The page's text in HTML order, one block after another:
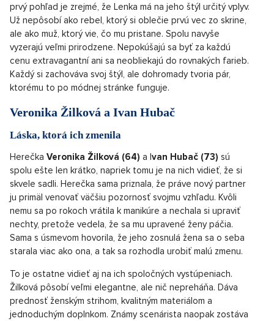
prvý pohľad je zrejmé, že Lenka má na jeho štýl určitý vplyv.
Už nepôsobí ako rebel, ktorý si oblečie prvú vec zo skrine,
ale ako muž, ktorý vie, čo mu pristane. Spolu navyše
vyzerajú veľmi prirodzene. Nepokúšajú sa byť za každú
cenu extravagantní ani sa neobliekajú do rovnakých farieb.
Každý si zachováva svoj štýl, ale dohromady tvoria pár,
ktorému to po módnej stránke funguje.
Veronika Žilková a Ivan Hubač
Láska, ktorá ich zmenila
Herečka Veronika Žilková (64) a Ivan Hubač (73) sú
spolu ešte len krátko, napriek tomu je na nich vidieť, že si
skvele sadli. Herečka sama priznala, že práve nový partner
ju primäl venovať väčšiu pozornosť svojmu vzhľadu. Kvôli
nemu sa po rokoch vrátila k manikúre a nechala si upraviť
nechty, pretože vedela, že sa mu upravené ženy páčia.
Sama s úsmevom hovorila, že jeho zosnulá žena sa o seba
starala viac ako ona, a tak sa rozhodla urobiť malú zmenu.
To je ostatne vidieť aj na ich spoločných vystúpeniach.
Žilková pôsobí veľmi elegantne, ale nič nepreháňa. Dáva
prednosť ženským strihom, kvalitným materiálom a
jednoduchým doplnkom. Známy scenárista naopak zostáva